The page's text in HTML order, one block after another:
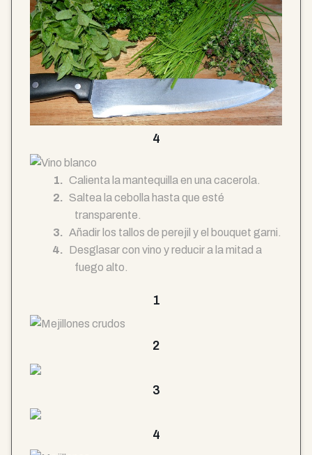
4
Calienta la mantequilla en una cacerola.
Saltea la cebolla hasta que esté
transparente.
Añadir los tallos de perejil y el bouquet garni.
Desglasar con vino y reducir a la mitad a
fuego alto.
1
2
3
4